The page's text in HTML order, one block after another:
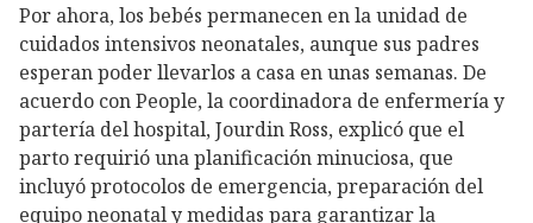
Por ahora, los bebés permanecen en la unidad de
cuidados intensivos neonatales, aunque sus padres
esperan poder llevarlos a casa en unas semanas. De
acuerdo con People, la coordinadora de enfermería y
partería del hospital, Jourdin Ross, explicó que el
parto requirió una planificación minuciosa, que
incluyó protocolos de emergencia, preparación del
equipo neonatal y medidas para garantizar la